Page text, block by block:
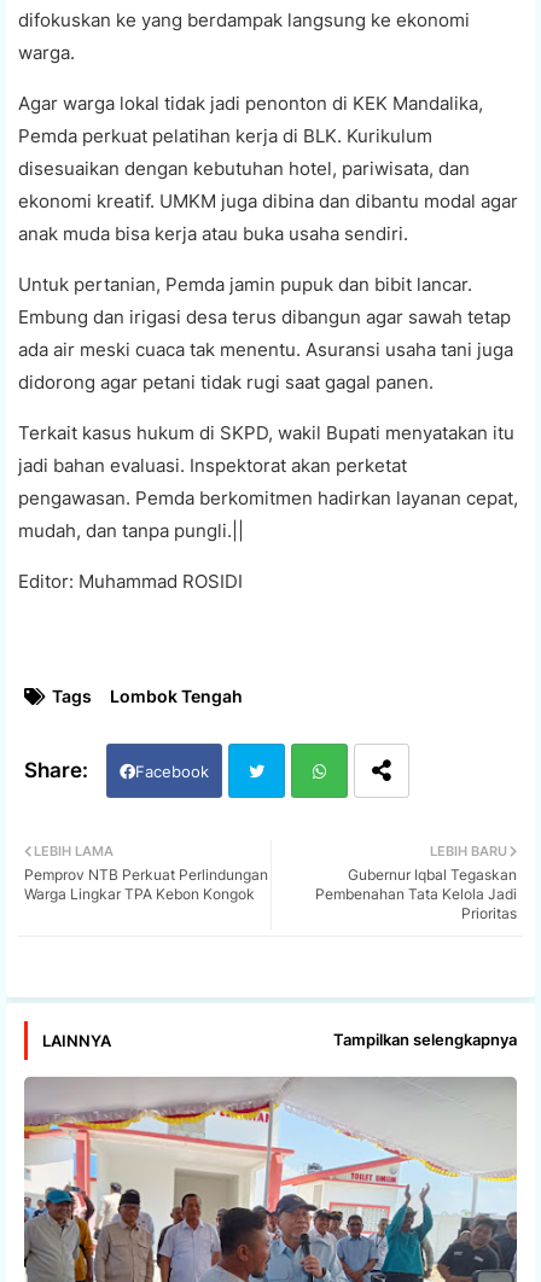
difokuskan ke yang berdampak langsung ke ekonomi
warga.
Agar warga lokal tidak jadi penonton di KEK Mandalika,
Pemda perkuat pelatihan kerja di BLK. Kurikulum
disesuaikan dengan kebutuhan hotel, pariwisata, dan
ekonomi kreatif. UMKM juga dibina dan dibantu modal agar
anak muda bisa kerja atau buka usaha sendiri.
Untuk pertanian, Pemda jamin pupuk dan bibit lancar.
Embung dan irigasi desa terus dibangun agar sawah tetap
ada air meski cuaca tak menentu. Asuransi usaha tani juga
didorong agar petani tidak rugi saat gagal panen.
Terkait kasus hukum di SKPD, wakil Bupati menyatakan itu
jadi bahan evaluasi. Inspektorat akan perketat
pengawasan. Pemda berkomitmen hadirkan layanan cepat,
mudah, dan tanpa pungli.||
Editor: Muhammad ROSIDI
Tags Lombok Tengah
Facebook
tter
LEBIH BARU
Gubernur Iqbal Tegaskan
Pembenahan Tata Kelola Jadi
Prioritas
LEBIH LAMA
Pemprov NTB Perkuat Perlindungan
Warga Lingkar TPA Kebon Kongok
LAINNYA Tampilkan selengkapnya